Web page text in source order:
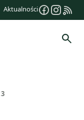
Aktualności